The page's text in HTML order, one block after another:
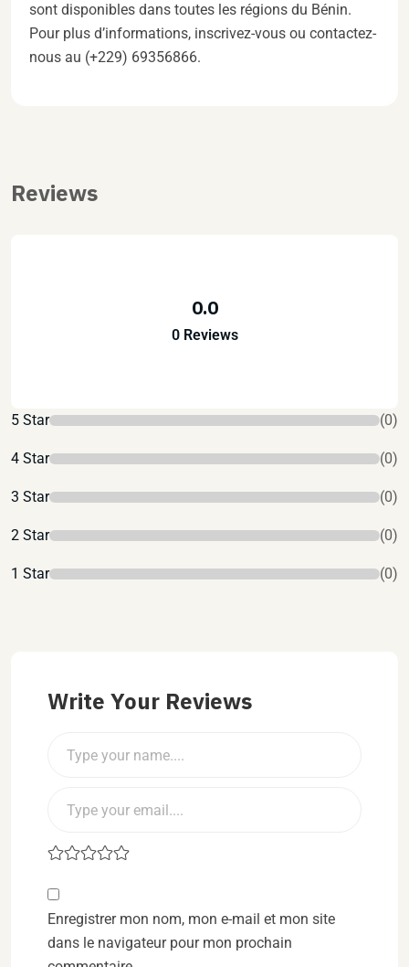
sont disponibles dans toutes les régions du Bénin.
Pour plus d’informations, inscrivez-vous ou contactez-
nous au (+229) 69356866.
Reviews
0.0
0 Reviews
5 Star (0)
4 Star (0)
3 Star (0)
2 Star (0)
1 Star (0)
Write Your Reviews
Enregistrer mon nom, mon e-mail et mon site
dans le navigateur pour mon prochain